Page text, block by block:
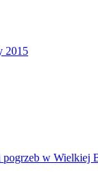
2015
pogrzeb w Wielkiej